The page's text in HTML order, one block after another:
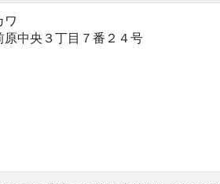
ワ
原中央３丁目７番２４号